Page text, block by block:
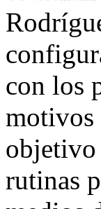
con los
motivos
objetivo
rutinas